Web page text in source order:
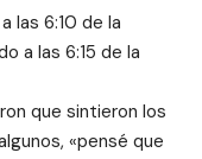
las 6:10 de la
a las 6:15 de la
que sintieron los
«pensé que